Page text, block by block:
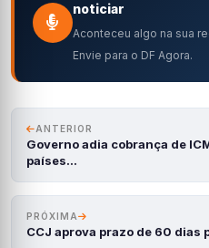
noticiar
Aconteceu algo na sua
Envie para o DF Agora.
ANTERIOR
Governo adia cobrança de
países…
PRÓXIMA
CCJ aprova prazo de 60 dias